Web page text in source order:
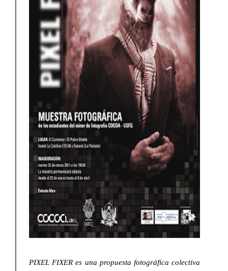
PIXEL FIXER es una propuesta fotográfica colectiva